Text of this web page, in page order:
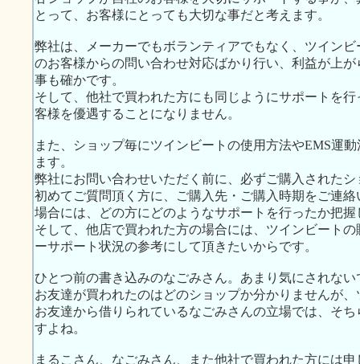
とって、お客様にとっても大切な事だと考えます。
弊社は、メーカーでもボランティアでもなく、ツイン
のお客様からの問い合わせ対応ばかり行い、利益が上
事も確かです。
そして、他社で買われた方にも同じようにサポートを
客様を優遇することになりません。
また、ショップ毎にツインビートの使用方法やEMS運
ます。
弊社にお問い合わせいただく前に、必ずご購入された
初めてご質問頂く方に、ご購入先・ご購入時期をご連
場合には、どの方にどのようなサポートを行ったか把
そして、他店で買われた方の場合には、ツインビート
ーサポート状況の参考にして頂きたいからです。
ひとつ前の書き込みのなごみさん。あまり気にされない
お友達が買われたのはどのショップか分かりませんが
お友達から借りられているなごみさんの立場では、そ
すよね。
まるこさん、なごみさん、また他社で買われた方には